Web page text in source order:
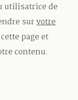
utilisatrice de
survotre
page et
contenu.